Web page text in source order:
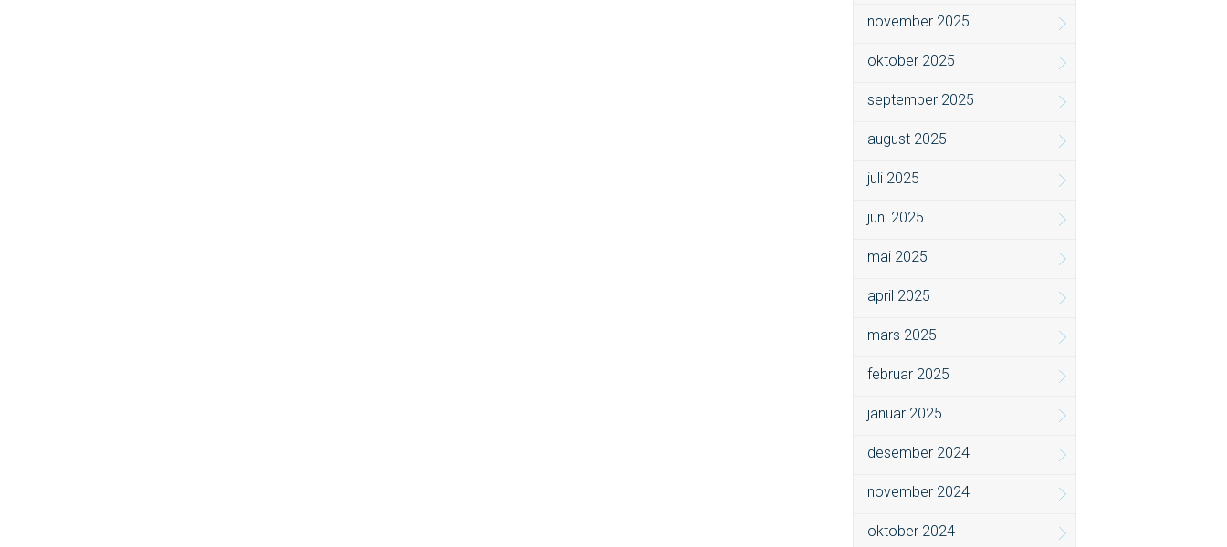
november 2025
oktober 2025
september 2025
august 2025
juli 2025
juni 2025
mai 2025
april 2025
mars 2025
februar 2025
januar 2025
desember 2024
november 2024
oktober 2024